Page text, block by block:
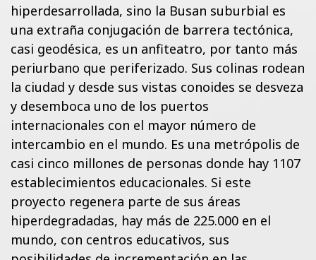
hiperdesarrollada, sino la Busan suburbial es
una extraña conjugación de barrera tectónica,
casi geodésica, es un anfiteatro, por tanto más
periurbano que periferizado. Sus colinas rodean
la ciudad y desde sus vistas conoides se desveza
y desemboca uno de los puertos
internacionales con el mayor número de
intercambio en el mundo. Es una metrópolis de
casi cinco millones de personas donde hay 1107
establecimientos educacionales. Si este
proyecto regenera parte de sus áreas
hiperdegradadas, hay más de 225.000 en el
mundo, con centros educativos, sus